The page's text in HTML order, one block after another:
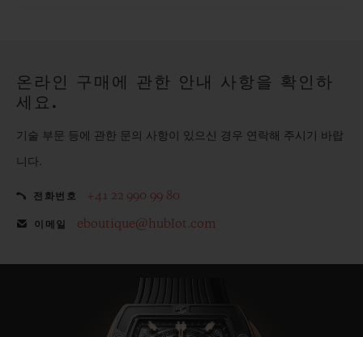
온라인 구매에 관한 안내 사항을 확인하
세요.
기술 부문 등에 관한 문의 사항이 있으신 경우 연락해 주시기 바랍
니다.
전화번호 +41 22 990 99 80
이메일 eboutique@hublot.com